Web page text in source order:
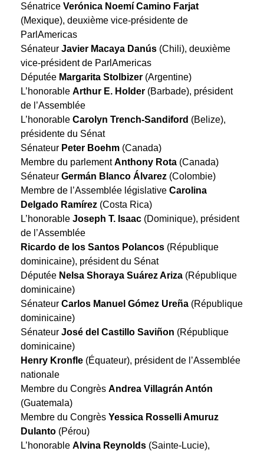
Sénatrice Verónica Noemí Camino Farjat
(Mexique), deuxième vice-présidente de
ParlAmericas
Sénateur Javier Macaya Danús (Chili), deuxième
vice-président de ParlAmericas
Députée Margarita Stolbizer (Argentine)
L’honorable Arthur E. Holder (Barbade), président
de l’Assemblée
L’honorable Carolyn Trench-Sandiford (Belize),
présidente du Sénat
Sénateur Peter Boehm (Canada)
Membre du parlementAnthony Rota (Canada)
Sénateur Germán Blanco Álvarez (Colombie)
Membre de l’Assemblée législative Carolina
Delgado Ramírez (Costa Rica)
L’honorable Joseph T. Isaac (Dominique), président
de l’Assemblée
Ricardo de los Santos Polancos (République
dominicaine), président du Sénat
Députée Nelsa Shoraya Suárez Ariza (République
dominicaine)
Sénateur Carlos Manuel Gómez Ureña (République
dominicaine)
Sénateur José del Castillo Saviñon (République
dominicaine)
Henry Kronfle (Équateur), président de l’Assemblée
nationale
Membre du Congrès Andrea Villagrán Antón
(Guatemala)
Membre du Congrès Yessica Rosselli Amuruz
Dulanto (Pérou)
L’honorable Alvina Reynolds (Sainte-Lucie),